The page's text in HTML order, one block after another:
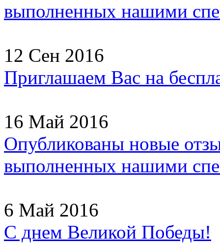
выполненных нашими
12 Сен 2016
Приглашаем Вас на
16 Май 2016
Опубликованы новые
выполненных нашими
6 Май 2016
С днем Великой Победы!